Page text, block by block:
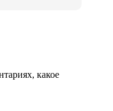
какое